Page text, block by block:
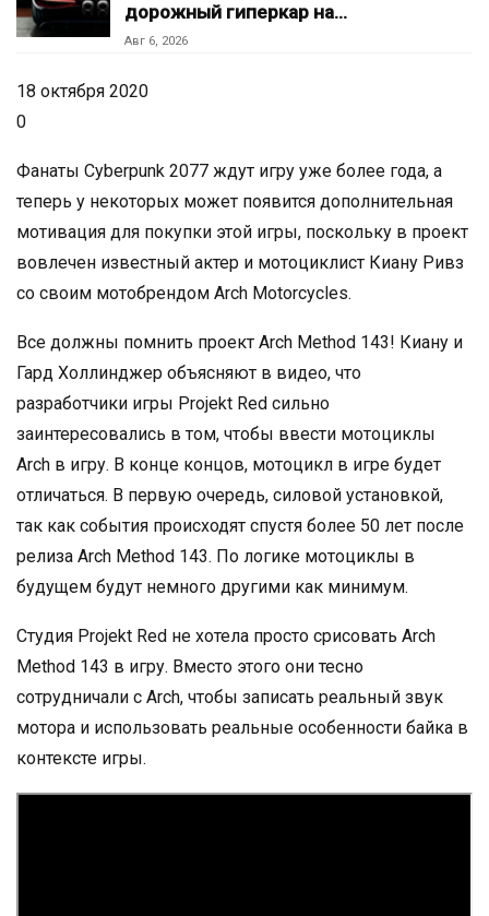
дорожный гиперкар на…
Авг 6, 2026
18 октября 2020
0
Фанаты Cyberpunk 2077 ждут игру уже более года, а
теперь у некоторых может появится дополнительная
мотивация для покупки этой игры, поскольку в проект
вовлечен известный актер и мотоциклист Киану Ривз
со своим мотобрендом Arch Motorcycles.
Все должны помнить проект Arch Method 143! Киану и
Гард Холлинджер объясняют в видео, что
разработчики игры Projekt Red сильно
заинтересовались в том, чтобы ввести мотоциклы
Arch в игру. В конце концов, мотоцикл в игре будет
отличаться. В первую очередь, силовой установкой,
так как события происходят спустя более 50 лет после
релиза Arch Method 143. По логике мотоциклы в
будущем будут немного другими как минимум.
Студия Projekt Red не хотела просто срисовать Arch
Method 143 в игру. Вместо этого они тесно
сотрудничали с Arch, чтобы записать реальный звук
мотора и использовать реальные особенности байка в
контексте игры.